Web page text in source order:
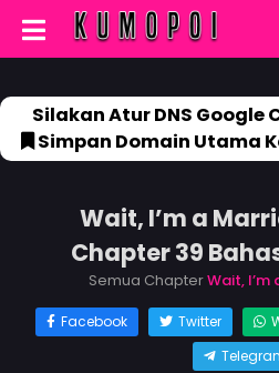
Silakan Atur DNS Google
Simpan Domain Utama
Wait, I’m a
Chapter 39
Semua ChapterWait, I’m
Facebook Twitter